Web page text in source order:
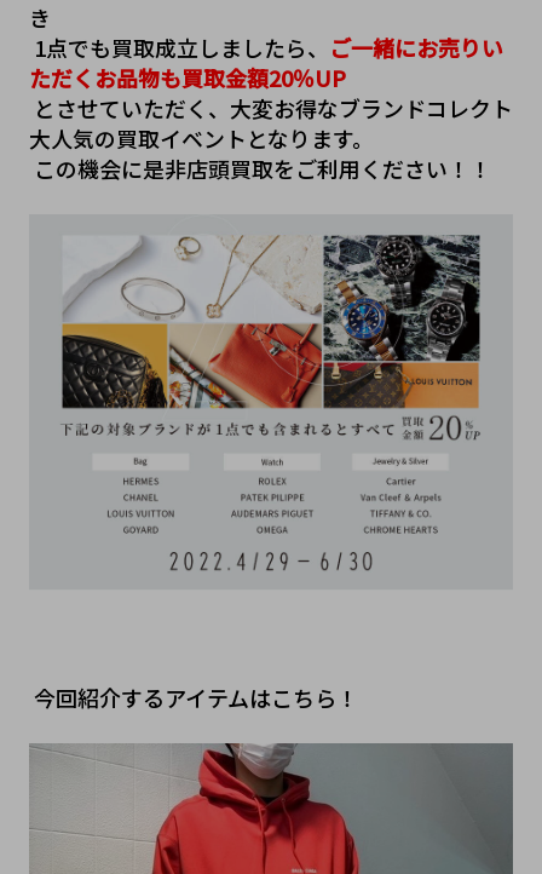
き
1点でも買取成立しましたら、 ご一緒にお売りい
ただくお品物も買取金額20％UP
とさせていただく、大変お得なブランドコレクト
大人気の買取イベントとなります。
この機会に是非店頭買取をご利用ください！！
今回紹介するアイテムはこちら！